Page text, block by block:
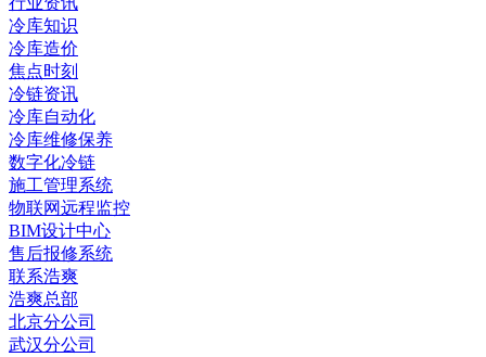
冷库知识
冷库造价
焦点时刻
冷链资讯
冷库自动化
冷库维修保养
数字化冷链
施工管理系统
物联网远程监控
BIM设计中心
售后报修系统
联系浩爽
浩爽总部
北京分公司
武汉分公司